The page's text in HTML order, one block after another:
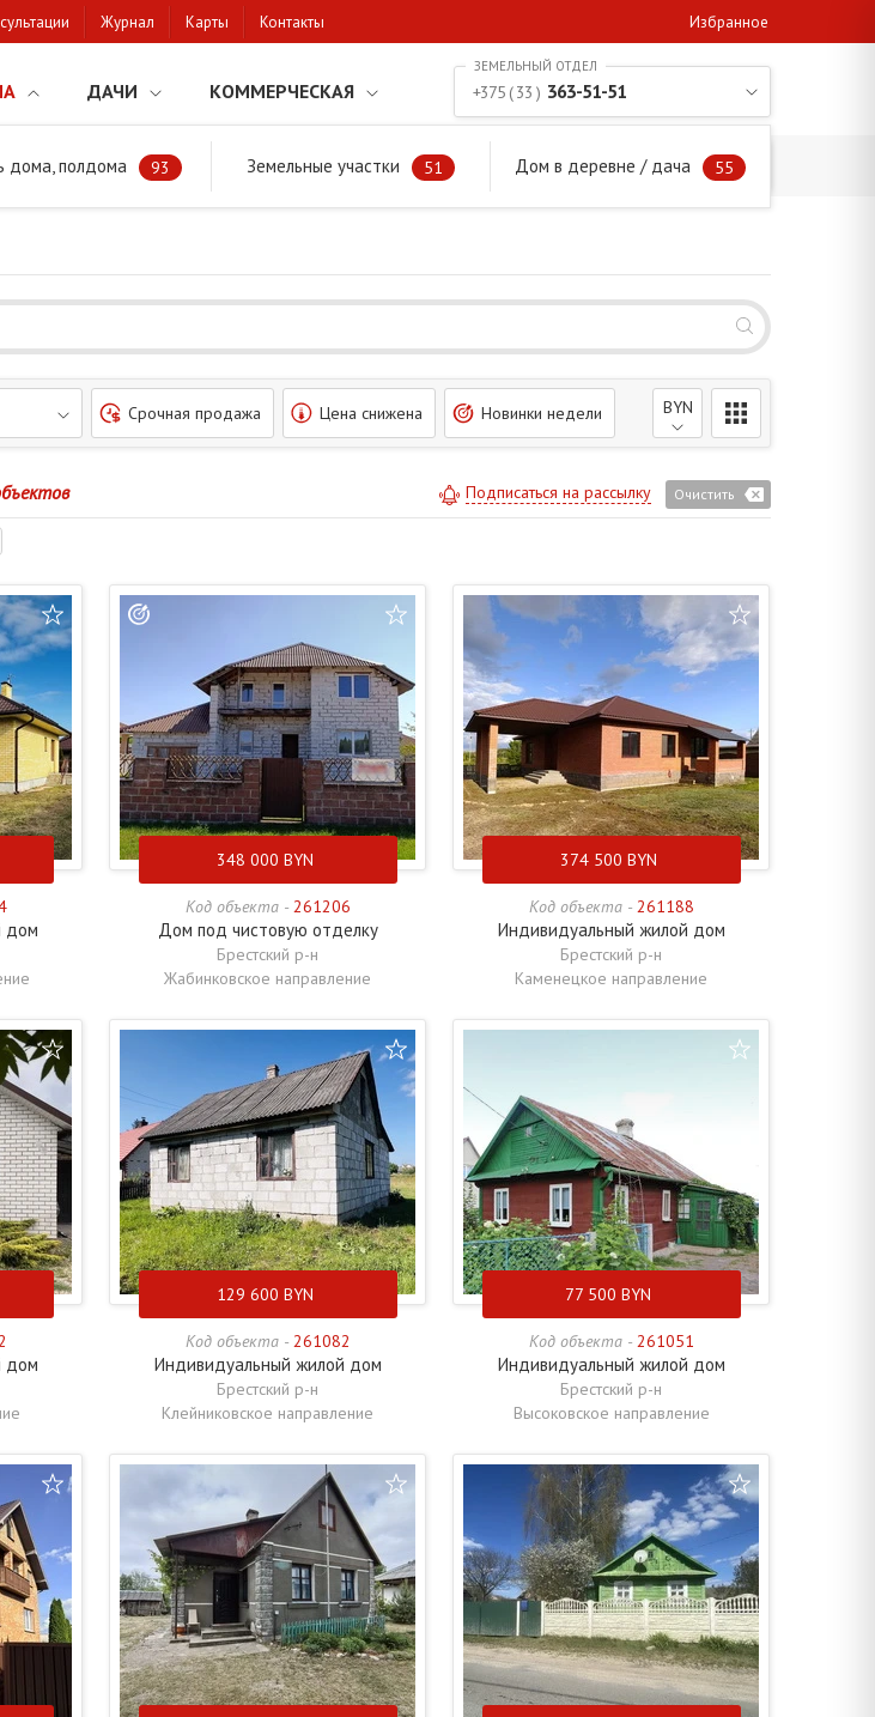
Журнал Карты Контакты Избранное
ДАЧИ КОММЕРЧЕСКАЯ
дома, полдома 93 Земельные участки 51 Дом в деревне / дача 55
+375 ( 33 ) 363-51-51
Срочная продажа Цена снижена Новинки недели BYN
Очистить
Подписаться на рассылку
дом
348 000 BYN
Код объекта - 261206
Дом под чистовую отделку
Брестский р-н
Жабинковское направление
374 500 BYN
Код объекта - 261188
Индивидуальный жилой дом
Брестский р-н
Каменецкое направление
дом
129 600 BYN
Код объекта - 261082
Индивидуальный жилой дом
Брестский р-н
Клейниковское направление
77 500 BYN
Код объекта - 261051
Индивидуальный жилой дом
Брестский р-н
Высоковское направление